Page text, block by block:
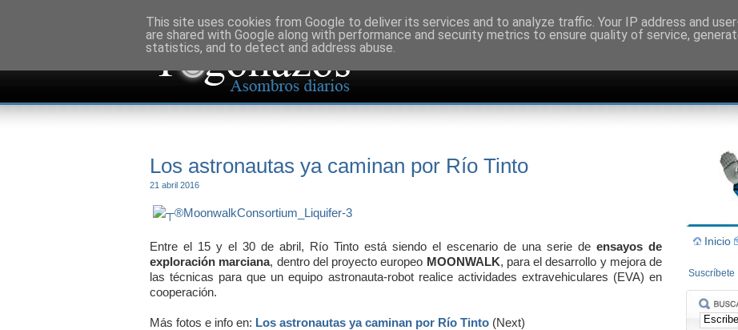
Los astronautas ya caminan por Río Tinto
21 abril 2016
Entre el 15 y el 30 de abril, Río Tinto está siendo el escenario de una serie de ensayos de
exploración marciana, dentro del proyecto europeo MOONWALK, para el desarrollo y mejora de
las técnicas para que un equipo astronauta-robot realice actividades extravehiculares (EVA) en
cooperación.
Más fotos e info en: Los astronautas ya caminan por Río Tinto (Next)
Inicio
Suscríbete
This site uses cookies from Google to deliver its services and to analyze traffic. Your IP address and
are shared with Google along with performance and security metrics to ensure quality of service,
statistics, and to detect and address abuse.